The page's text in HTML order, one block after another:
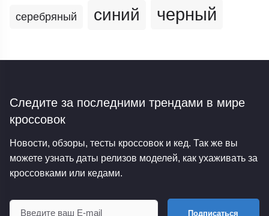
серебряный синий черный
Следите за последними трендами в мире
кроссовок
Новости, обзоры, тесты кроссовок и кед. Так же вы
можете узнать даты релизов моделей, как ухаживать за
кроссовками или кедами.
Подписаться